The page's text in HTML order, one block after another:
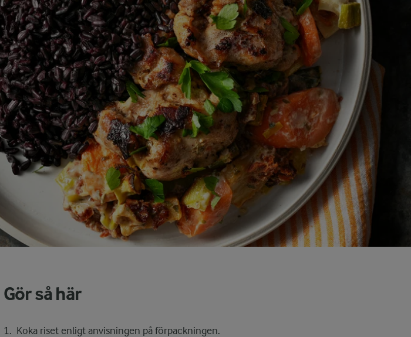
Gör så här
Koka riset enligt anvisningen på förpackningen.